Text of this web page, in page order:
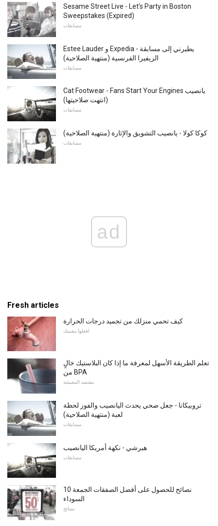
Sesame Street Live - Let's Party in Boston
Sweepstakes (Expired)
مسابقات
Estee Lauder و Expedia - يطيرني إلى مسابقة
الريفيرا الفرنسية (منتهية الصلاحية)
مسابقات
Cat Footwear - Fans Start Your Engines يانصيب
(انتهت صلاحيتها)
مسابقات
كوكا كولا - يانصيب التشويق والإثارة (منتهية الصلاحية)
مسابقات
ad
Fresh articles
كيف تحمي منزلك من تجميد درجات الحرارة
افعلها بنفسك
تعلم الطريقة الأسهل لمعرفة ما إذا كان البلاستيك خالٍ
من BPA
مقتصد المعيشة
تروبيكانا - جعل صحي يحدث اليانصيب والفوز لحظة
لعبة (منتهية الصلاحية)
مسابقات
هيرشي - نكهة أمريكا اليانصيب
مسابقات
10 نصائح للحصول على أفضل الصفقات الجمعة
السوداء
نصائح